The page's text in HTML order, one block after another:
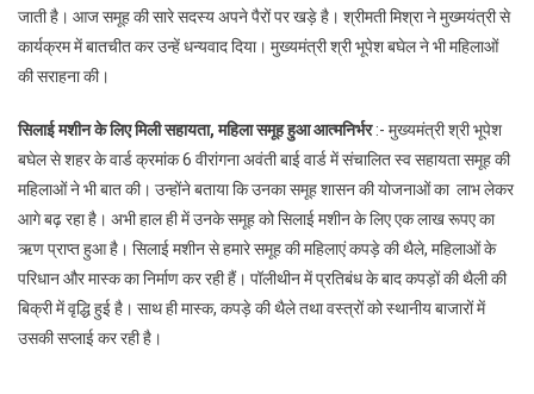
जाती है। आज समूह की सारे सदस्य अपने पैरों पर खड़े है। श्रीमती मिश्रा ने मुख्मयंत्री से
कार्यक्रम में बातचीत कर उन्हें धन्यवाद दिया। मुख्यमंत्री श्री भूपेश बघेल ने भी महिलाओं
की सराहना की।
सिलाई मशीन के लिए मिली सहायता,महिला समूह हुआ आत्मनिर्भर:- मुख्यमंत्री श्री भूपेश
बघेल से शहर के वार्ड क्रमांक 6 वीरांगना अवंती बाई वार्ड में संचालित स्व सहायता समूह की
महिलाओं ने भी बात की। उन्होंने बताया कि उनका समूह शासन की योजनाओं का लाभ लेकर
आगे बढ़ रहा है। अभी हाल ही में उनके समूह को सिलाई मशीन के लिए एक लाख रूपए का
ऋण प्राप्त हुआ है। सिलाई मशीन से हमारे समूह की महिलाएं कपड़े की थैले, महिलाओं के
परिधान और मास्क का निर्माण कर रही हैं। पॉलीथीन में प्रतिबंध के बाद कपड़ों की थैली की
बिक्री में वृद्धि हुई है। साथ ही मास्क, कपड़े की थैले तथा वस्त्रों को स्थानीय बाजारों में
उसकी सप्लाई कर रही है।